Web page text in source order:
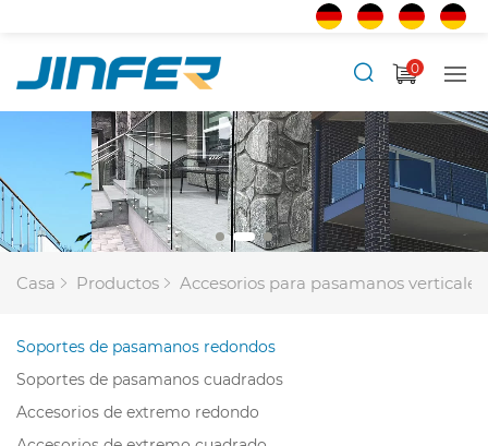
0
Casa Productos Accesorios para pasamanos verticales
Soportes de pasamanos redondos
Soportes de pasamanos cuadrados
Accesorios de extremo redondo